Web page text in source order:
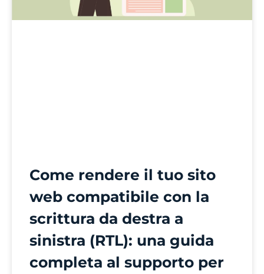
Come rendere il tuo sito
web compatibile con la
scrittura da destra a
sinistra (RTL): una guida
completa al supporto per